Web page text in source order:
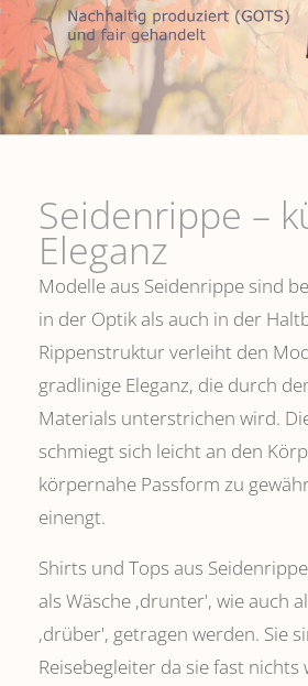
Seidenrippe­ –
Eleganz
Modelle aus Seidenrippe sind
in der Optik als auch in der
Rippenstruktur verleiht den
gradlinige Eleganz, die durch
Materials unterstrichen wird.
schmiegt sich leicht an den
körpernahe Passform zu
einengt.
Shirts und Tops aus
als Wäsche ,drunter', wie auch
‚drüber', getragen werden. Sie
Reisebegleiter da sie fast nichts